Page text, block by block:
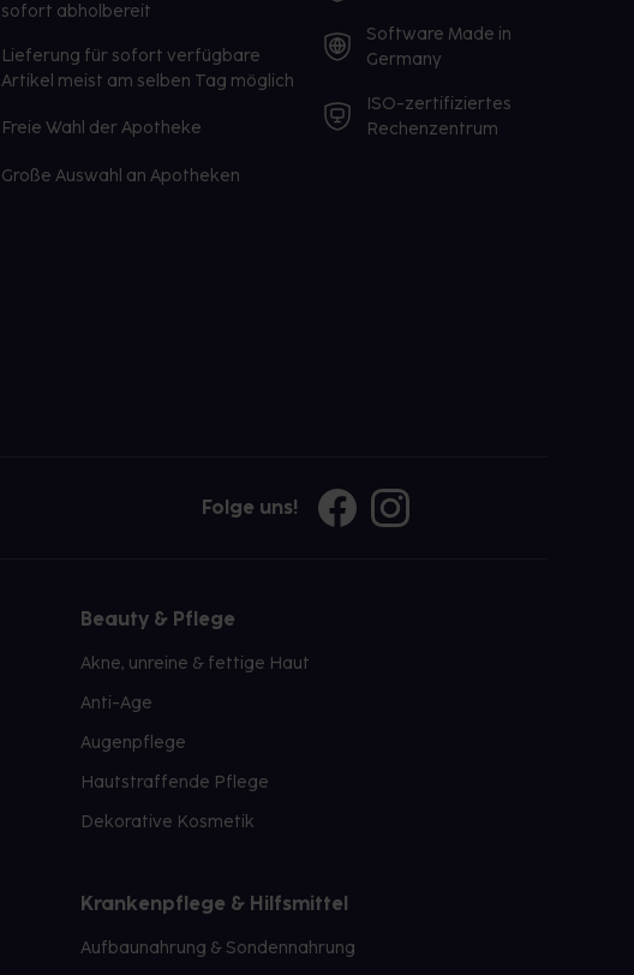
sofort abholbereit
Lieferung für sofort verfügbare
Artikel meist am selben Tag möglich
Freie Wahl der Apotheke
Große Auswahl an Apotheken
Software Made in
Germany
ISO-zertifiziertes
Rechenzentrum
Folge uns!
Beauty & Pflege
Akne, unreine & fettige Haut
Anti-Age
Augenpflege
Hautstraffende Pflege
Dekorative Kosmetik
Krankenpflege & Hilfsmittel
Aufbaunahrung & Sondennahrung